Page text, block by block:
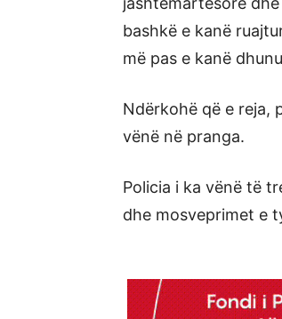
bashkë e kanë
më pas e kanë
Ndërkohë që e reja,
vënë në pranga.
Policia i ka vënë të
dhe mosveprimet e